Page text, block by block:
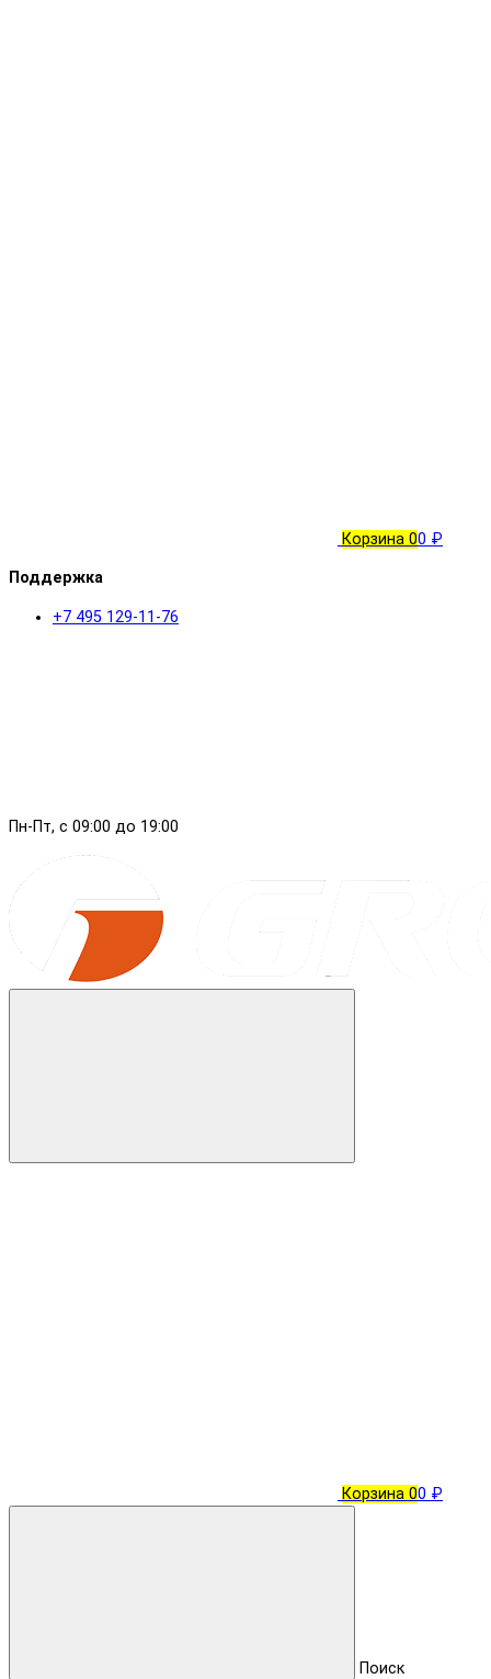
Корзина 00 ₽
Поддержка
+7 495 129-11-76
Пн-Пт, с 09:00 до 19:00
Корзина 00 ₽
Поиск